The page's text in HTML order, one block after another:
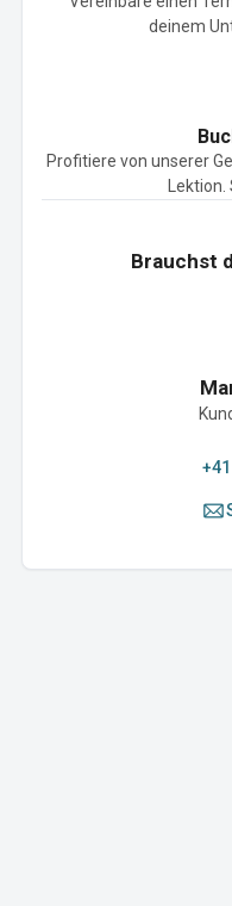
deinem
Profitiere von unserer
Brauchst